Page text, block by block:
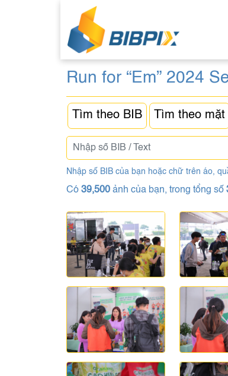
Run for “Em” 2024
Tìm theo BIB Tìm theo mặt
Nhập số BIB của bạn hoặc chữ trên áo,
Có 39,500 ảnh của bạn, trong tổng số